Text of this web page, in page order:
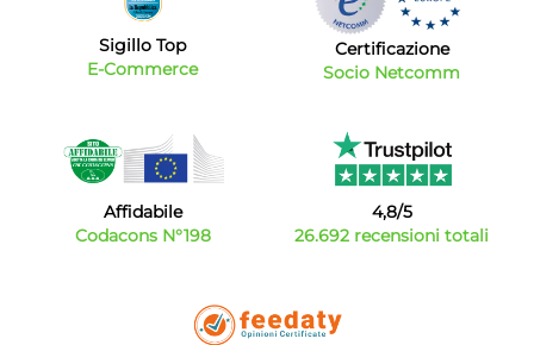
Sigillo Top
E-Commerce
Certificazione
Socio Netcomm
Affidabile
Codacons N°198
4,8/5
26.692 recensioni totali